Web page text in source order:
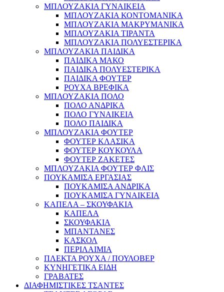
ΜΠΛΟΥΖΑΚΙΑ ΓΥΝΑΙΚΕΙΑ
ΜΠΛΟΥΖΑΚΙΑ ΚΟΝΤΟΜΑΝΙΚΑ
ΜΠΛΟΥΖΑΚΙΑ ΜΑΚΡΥΜΑΝΙΚΑ
ΜΠΛΟΥΖΑΚΙΑ ΤΙΡΑΝΤΑ
ΜΠΛΟΥΖΑΚΙΑ ΠΟΛΥΕΣΤΕΡΙΚΑ
ΜΠΛΟΥΖΑΚΙΑ ΠΑΙΔΙΚΑ
ΠΑΙΔΙΚΑ ΜΑΚΟ
ΠΑΙΔΙΚΑ ΠΟΛΥΕΣΤΕΡΙΚΑ
ΠΑΙΔΙΚΑ ΦΟΥΤΕΡ
ΡΟΥΧΑ ΒΡΕΦΙΚΑ
ΜΠΛΟΥΖΑΚΙΑ ΠΟΛΟ
ΠΟΛΟ ΑΝΔΡΙΚΑ
ΠΟΛΟ ΓΥΝΑΙΚΕΙΑ
ΠΟΛΟ ΠΑΙΔΙΚΑ
ΜΠΛΟΥΖΑΚΙΑ ΦΟΥΤΕΡ
ΦΟΥΤΕΡ ΚΛΑΣΙΚΑ
ΦΟΥΤΕΡ ΚΟΥΚΟΥΛΑ
ΦΟΥΤΕΡ ΖΑΚΕΤΕΣ
ΜΠΛΟΥΖΑΚΙΑ ΦΟΥΤΕΡ ΦΛΙΣ
ΠΟΥΚΑΜΙΣΑ ΕΡΓΑΣΙΑΣ
ΠΟΥΚΑΜΙΣΑ ΑΝΔΡΙΚΑ
ΠΟΥΚΑΜΙΣΑ ΓΥΝΑΙΚΕΙΑ
ΚΑΠΕΛΑ – ΣΚΟΥΦΑΚΙΑ
ΚΑΠΕΛΑ
ΣΚΟΥΦΑΚΙΑ
ΜΠΑΝΤΑΝΕΣ
ΚΑΣΚΟΛ
ΠΕΡΙΛΑΙΜΙΑ
ΠΛΕΚΤΑ ΡΟΥΧΑ / ΠΟΥΛΟΒΕΡ
ΚΥΝΗΓΕΤΙΚΑ ΕΙΔΗ
ΓΡΑΒΑΤΕΣ
ΔΙΑΦΗΜΙΣΤΙΚΕΣ ΤΣΑΝΤΕΣ